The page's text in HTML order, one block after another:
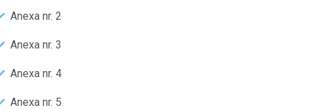
Anexa nr. 2
Anexa nr. 3
Anexa nr. 4
Anexa nr. 5